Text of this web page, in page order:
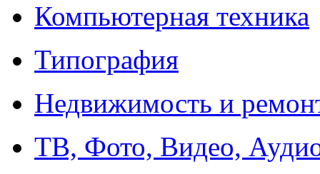
Компьютерная техника
Типография
Недвижимость и
ТВ, Фото, Видео,